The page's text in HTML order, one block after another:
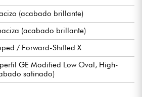
(acabado brillante)
(acabado brillante)
/ Forward-Shifted X
GE Modified Low Oval, High-
satinado)